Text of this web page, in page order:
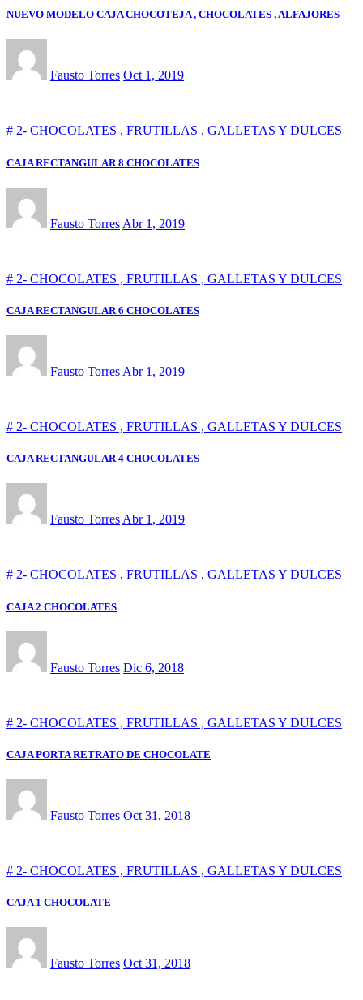
NUEVO MODELO CAJA CHOCOTEJA , CHOCOLATES , ALFAJORES
Fausto Torres Oct 1, 2019
# 2- CHOCOLATES , FRUTILLAS , GALLETAS Y DULCES
CAJA RECTANGULAR 8 CHOCOLATES
Fausto Torres Abr 1, 2019
# 2- CHOCOLATES , FRUTILLAS , GALLETAS Y DULCES
CAJA RECTANGULAR 6 CHOCOLATES
Fausto Torres Abr 1, 2019
# 2- CHOCOLATES , FRUTILLAS , GALLETAS Y DULCES
CAJA RECTANGULAR 4 CHOCOLATES
Fausto TorresAbr 1, 2019
# 2- CHOCOLATES , FRUTILLAS , GALLETAS Y DULCES
CAJA 2 CHOCOLATES
Fausto Torres Dic 6, 2018
# 2- CHOCOLATES , FRUTILLAS , GALLETAS Y DULCES
CAJA PORTA RETRATO DE CHOCOLATE
Fausto Torres Oct 31, 2018
# 2- CHOCOLATES , FRUTILLAS , GALLETAS Y DULCES
CAJA 1 CHOCOLATE
Fausto Torres Oct 31, 2018